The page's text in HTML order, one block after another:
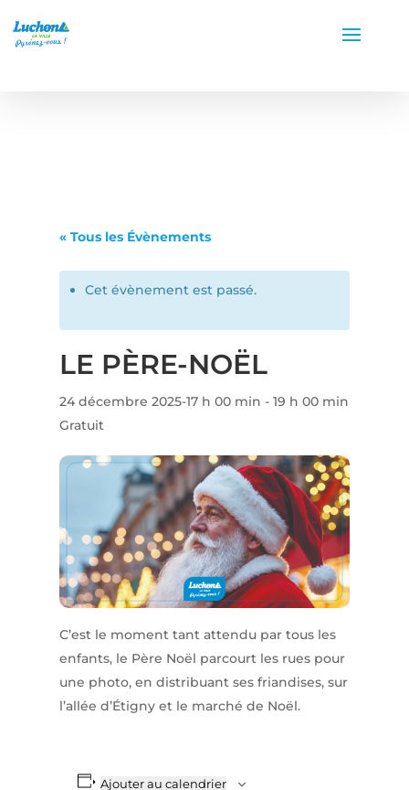
« Tous les Évènements
Cet évènement est passé.
LE PÈRE-NOËL
24 décembre 2025-17 h 00 min - 19 h 00 min
Gratuit
C’est le moment tant attendu par tous les
enfants, le Père Noël parcourt les rues pour
une photo, en distribuant ses friandises, sur
l’allée d’Étigny et le marché de Noël.
Ajouter au calendrier